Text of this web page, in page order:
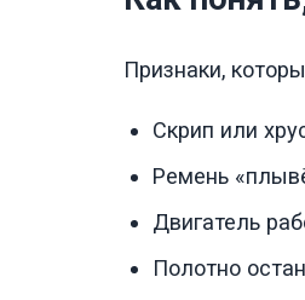
Признаки,
Скрип или
Ремень
Двигатель
Полотно